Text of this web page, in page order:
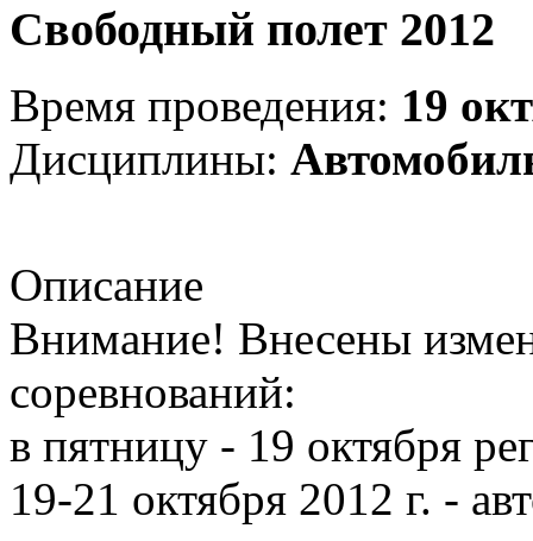
Свободный полет 2012
Время проведения: 19
Дисциплины:
Описание
Внимание! Внесены
соревнований:
в пятницу - 19 октября
19-21 октября 2012 г. -